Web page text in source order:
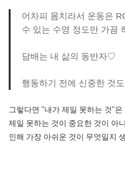
어차피 몸치라서 운동은
수 있는 수영 정도만 가끔
담배는 내 삶의 동반자♡
행동하기 전에 신중한 것
그렇다면 "내가 제일 못하는 것"
제일 못하는 것이 중요한 것이 아
인해 가장 아쉬운 것이 무엇일지